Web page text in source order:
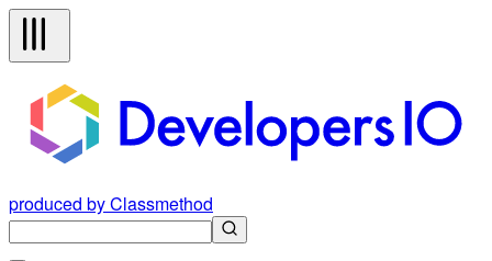
produced by Classmethod